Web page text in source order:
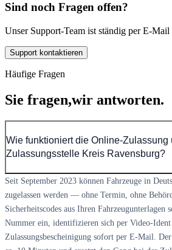
Sind noch Fragen offen?
Unser Support-Team ist ständig per E-
Support kontaktieren
Häufige Fragen
Sie fragen,wir antworten.
Wie funktioniert die Online-Zulassung
Zulassungsstelle Kreis Ravensburg?
Seit September 2023 können Fahrzeuge in
zugelassen werden — ohne Termin, ohne
Sicherheitscodes aus Ihren
Nummer ein, identifizieren sich per Video-
Zulassungsbescheinigung sofort per E-Mail.